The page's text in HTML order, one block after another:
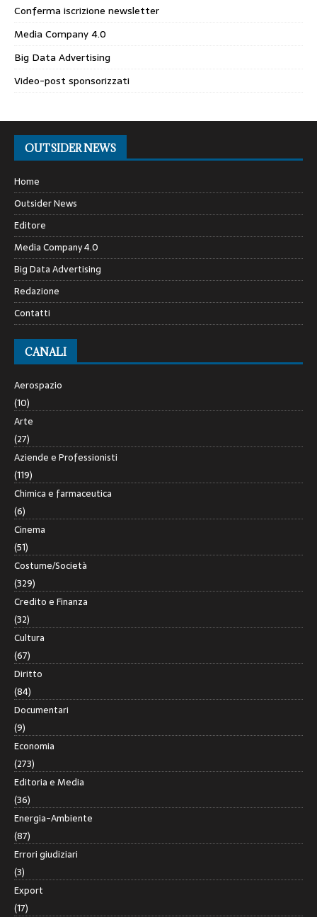
Conferma iscrizione newsletter
Media Company 4.0
Big Data Advertising
Video-post sponsorizzati
OUTSIDER NEWS
Home
Outsider News
Editore
Media Company 4.0
Big Data Advertising
Redazione
Contatti
CANALI
Aerospazio
(10)
Arte
(27)
Aziende e Professionisti
(119)
Chimica e farmaceutica
(6)
Cinema
(51)
Costume/Società
(329)
Credito e Finanza
(32)
Cultura
(67)
Diritto
(84)
Documentari
(9)
Economia
(273)
Editoria e Media
(36)
Energia-Ambiente
(87)
Errori giudiziari
(3)
Export
(17)